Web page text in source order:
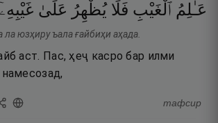
عَـٰلِمُ ٱلْغَيْبِ فَلَا يُظْهِرُ عَلَىٰ غَيْبِهِۦٓ
юзҳиру ъала ғайбиҳи аҳада.
аст. Пас, ҳеҷ касро бар илми
тафсир